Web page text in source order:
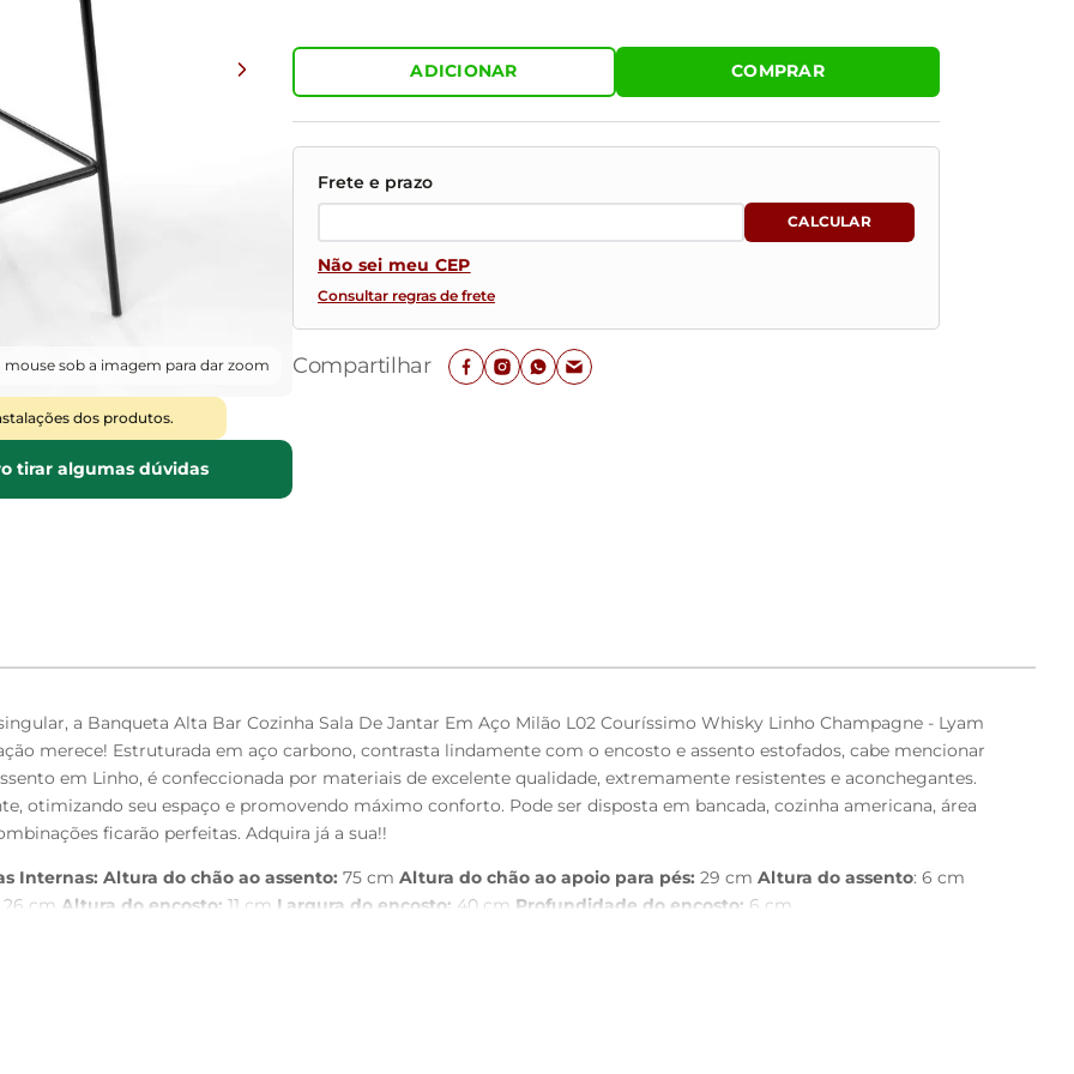
Baú Organizador
Ver todos
mouse sob a imagem para dar zoom
dos produtos.
tirar algumas dúvidas
ADICIONAR COMPRAR
Não sei meu CEP
Consultar regras de frete
Compartilhar
a Banqueta Alta Bar Cozinha Sala De Jantar Em Aço Milão L02 Couríssimo Whisky Linho Champagne - Lyam
merece! Estruturada em aço carbono, contrasta lindamente com o encosto e assento estofados, cabe mencionar
em Linho, é confeccionada por materiais de excelente qualidade, extremamente resistentes e aconchegantes.
otimizando seu espaço e promovendo máximo conforto. Pode ser disposta em bancada, cozinha americana, área
ficarão perfeitas. Adquira já a sua!!
Internas: Altura do chão ao assento: 75 cm Altura do chão ao apoio para pés: 29 cm Altura do assento: 6 cm
26 cm Altura do encosto: 11 cm Largura do encosto: 40 cm Profundidade do encosto: 6 cm